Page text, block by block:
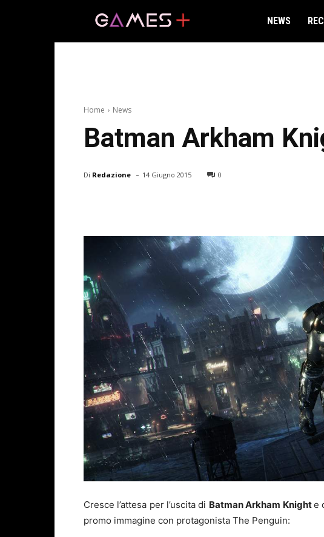
NEWS
Home News
Batman Arkham
Di Redazione - 14 Giugno 2015 0
Cresce l’attesa per l’uscita di Batman Arkham Knighte
promo immagine con protagonista The Penguin: